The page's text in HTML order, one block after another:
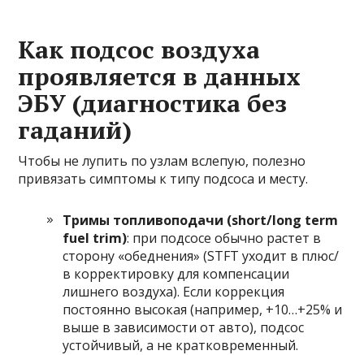
Как подсос воздуха
проявляется в данных
ЭБУ (диагностика без
гаданий)
Чтобы не лупить по узлам вслепую, полезно
привязать симптомы к типу подсоса и месту.
Тримы топливоподачи (short/long term
fuel trim): при подсосе обычно растет в
сторону «обеднения» (STFT уходит в плюс/
в корректировку для компенсации
лишнего воздуха). Если коррекция
постоянно высокая (например, +10…+25% и
выше в зависимости от авто), подсос
устойчивый, а не кратковременный.